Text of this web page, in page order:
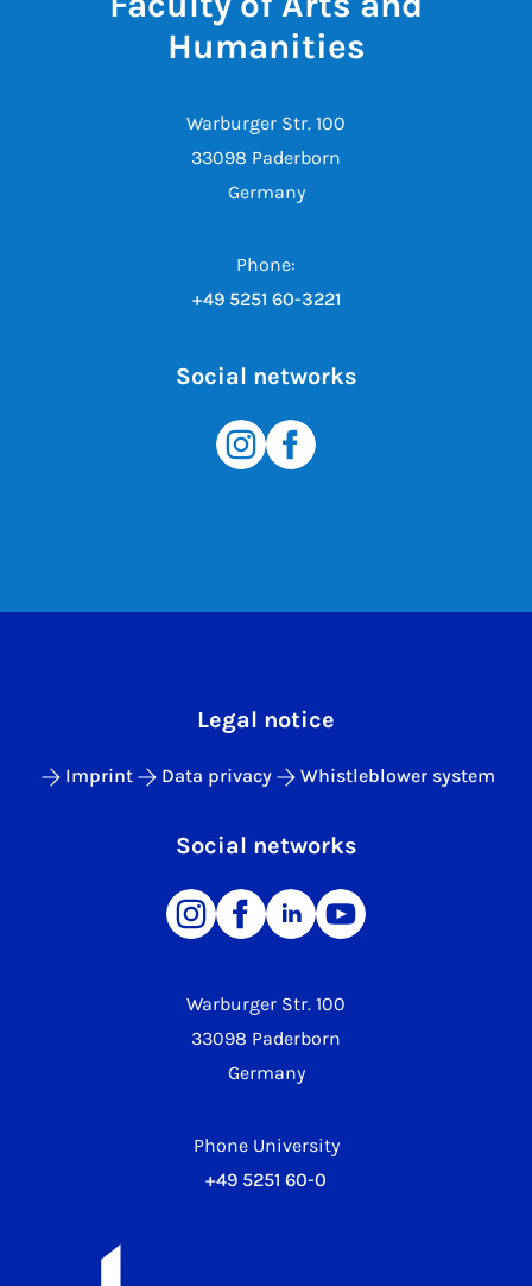
Humanities
Warburger Str. 100
33098 Paderborn
Germany
Phone:
+49 5251 60-3221
Social networks
Warburger Str. 100
33098 Paderborn
Germany
Phone University
+49 5251 60-0
Legal notice
Imprint Data privacy Whistleblower system
Social networks